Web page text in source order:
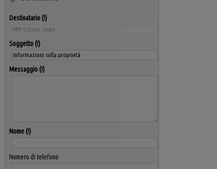
Destinatario
Soggetto
Messaggio
Nome
Numero di telefono